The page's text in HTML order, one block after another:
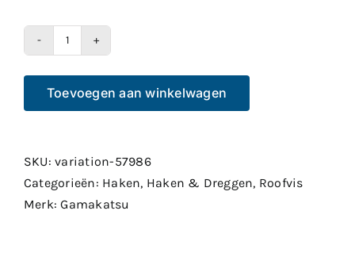
Gamakatsu
39
aantal
Toevoegen aan winkelwagen
SKU:variation-57986
Categorieën: Haken, Haken & Dreggen, Roofvis
Merk:Gamakatsu